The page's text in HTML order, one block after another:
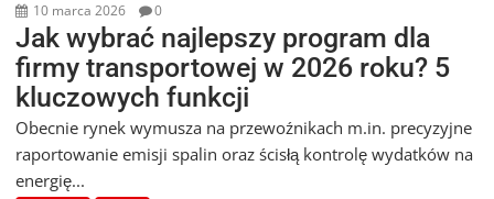
10 marca 2026 0
Jak wybrać najlepszy program dla
firmy transportowej w 2026 roku? 5
kluczowych funkcji
Obecnie rynek wymusza na przewoźnikach m.in. precyzyjne
raportowanie emisji spalin oraz ścisłą kontrolę wydatków na
energię...